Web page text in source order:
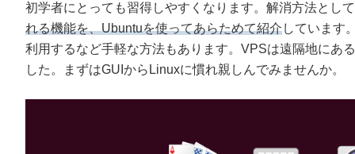
初学者にとっても習得しやすくなります。解消方法とし
れる機能を、Ubuntuを使ってあらためて紹介しています
利用するなど手軽な方法もあります。VPSは遠隔地にある
した。まずはGUIからLinuxに慣れ親しんでみませんか。